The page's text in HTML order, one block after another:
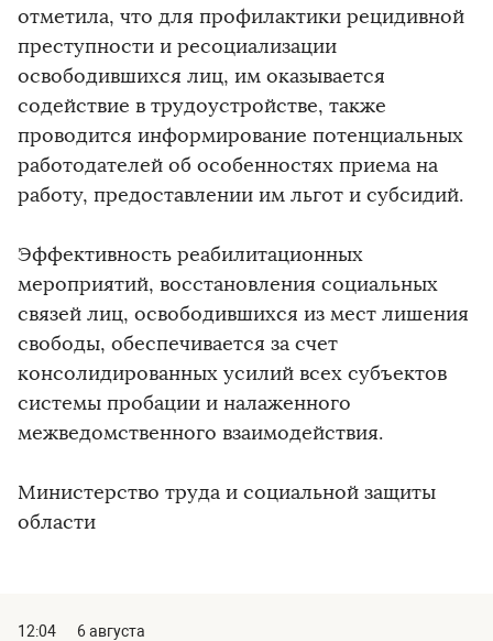
отметила, что для профилактики рецидивной
преступности и ресоциализации
освободившихся лиц, им оказывается
содействие в трудоустройстве, также
проводится информирование потенциальных
работодателей об особенностях приема на
работу, предоставлении им льгот и субсидий.
Эффективность реабилитационных
мероприятий, восстановления социальных
связей лиц, освободившихся из мест лишения
свободы, обеспечивается за счет
консолидированных усилий всех субъектов
системы пробации и налаженного
межведомственного взаимодействия.
Министерство труда и социальной защиты
области
12:04
6 августа